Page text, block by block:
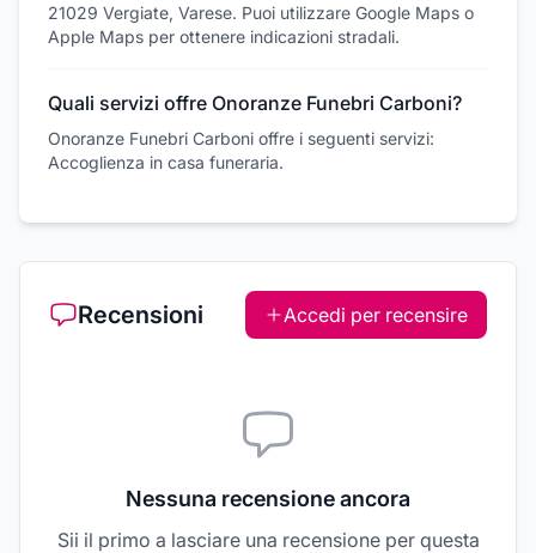
21029 Vergiate, Varese. Puoi utilizzare Google Maps o
Apple Maps per ottenere indicazioni stradali.
Quali servizi offre Onoranze Funebri Carboni?
Onoranze Funebri Carboni offre i seguenti servizi:
Accoglienza in casa funeraria.
Recensioni Accedi per recensire
Nessuna recensione ancora
Sii il primo a lasciare una recensione per questa